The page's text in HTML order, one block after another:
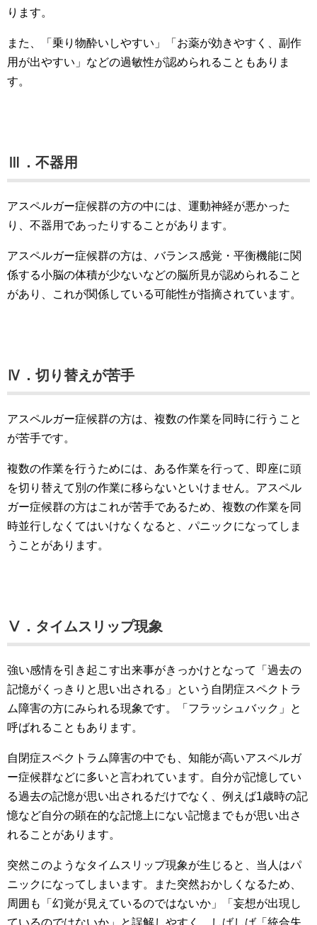
ります。
また、「乗り物酔いしやすい」「お薬が効きやすく、副作
用が出やすい」などの過敏性が認められることもありま
す。
Ⅲ．不器用
アスペルガー症候群の方の中には、運動神経が悪かった
り、不器用であったりすることがあります。
アスペルガー症候群の方は、バランス感覚・平衡機能に関
係する小脳の体積が少ないなどの脳所見が認められること
があり、これが関係している可能性が指摘されています。
Ⅳ．切り替えが苦手
アスペルガー症候群の方は、複数の作業を同時に行うこと
が苦手です。
複数の作業を行うためには、ある作業を行って、即座に頭
を切り替えて別の作業に移らないといけません。アスペル
ガー症候群の方はこれが苦手であるため、複数の作業を同
時並行しなくてはいけなくなると、パニックになってしま
うことがあります。
Ⅴ．タイムスリップ現象
強い感情を引き起こす出来事がきっかけとなって「過去の
記憶がくっきりと思い出される」という自閉症スペクトラ
ム障害の方にみられる現象です。「フラッシュバック」と
呼ばれることもあります。
自閉症スペクトラム障害の中でも、知能が高いアスペルガ
ー症候群などに多いと言われています。自分が記憶してい
る過去の記憶が思い出されるだけでなく、例えば1歳時の記
憶など自分の顕在的な記憶上にない記憶までもが思い出さ
れることがあります。
突然このようなタイムスリップ現象が生じると、当人はパ
ニックになってしまいます。また突然おかしくなるため、
周囲も「幻覚が見えているのではないか」「妄想が出現し
ているのではないか」と誤解しやすく、しばしば「統合失